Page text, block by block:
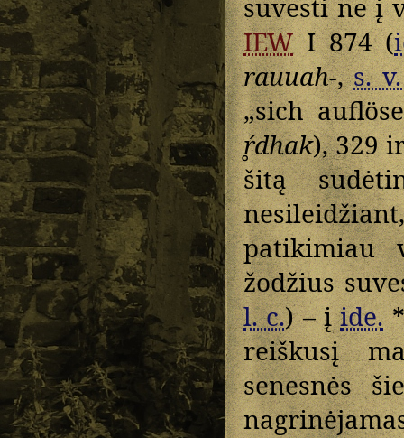
suvesti ne į
IEWI 874 (
rauuah-,s.
„sich
ŕ̥dhak), 329
šitą
patikimiau
žodžius
l. c.) – įide.*
reiškusį
senesnės